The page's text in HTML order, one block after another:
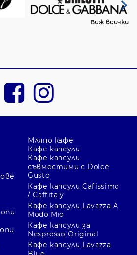
Виж всички
Мляно кафе
Кафе капсули
Кафе капсули
съвместими с Dolce
Gusto
Кафе капсули Cafissimo
/ Caffitaly
Кафе капсули Lavazza A
Modo Mio
Кафе капсули за
Nespresso Original
Кафе капсули Lavazza